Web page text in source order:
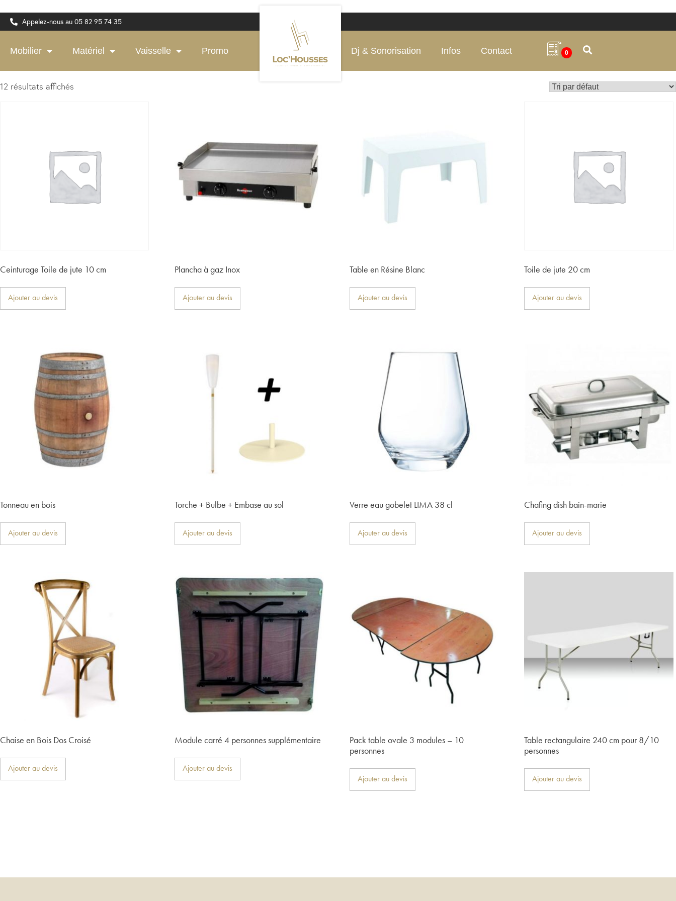
Appelez-nous au 05 82 95 74 35
Mobilier Matériel Vaisselle Promo Dj & Sonorisation Infos Contact 0
12 résultats affichés
Ceinturage Toile de jute 10 cm
Ajouter au devis
Plancha à gaz Inox
Ajouter au devis
Table en Résine Blanc
Ajouter au devis
Toile de jute 20 cm
Ajouter au devis
Tonneau en bois
Ajouter au devis
Torche + Bulbe + Embase au sol
Ajouter au devis
Verre eau gobelet LIMA 38 cl
Ajouter au devis
Chafing dish bain-marie
Ajouter au devis
Chaise en Bois Dos Croisé
Ajouter au devis
Module carré 4 personnes supplémentaire
Ajouter au devis
Pack table ovale 3 modules – 10
personnes
Ajouter au devis
Table rectangulaire 240 cm pour 8/10
personnes
Ajouter au devis